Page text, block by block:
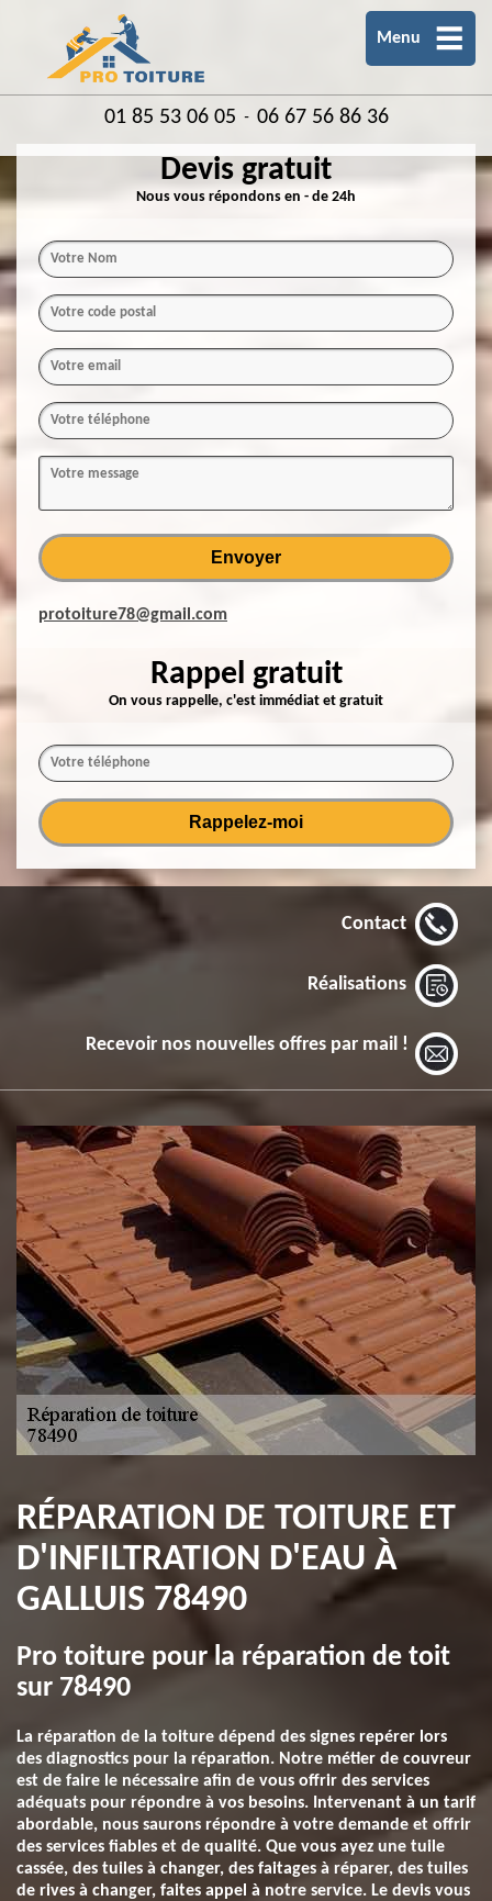
Menu
01 85 53 06 05 - 06 67 56 86 36
Devis gratuit
Nous vous répondons en - de 24h
protoiture78@gmail.com
Rappel gratuit
On vous rappelle, c'est immédiat et gratuit
Contact
Réalisations
Recevoir nos nouvelles offres par mail !
RÉPARATION DE TOITURE ET
D'INFILTRATION D'EAU À
GALLUIS 78490
Pro toiture pour la réparation de toit
sur 78490
La réparation de la toiture dépend des signes repérer lors
des diagnostics pour la réparation. Notre métier de couvreur
est de faire le nécessaire afin de vous offrir des services
adéquats pour répondre à vos besoins. Intervenant à un tarif
abordable, nous saurons répondre à votre demande et offrir
des services fiables et de qualité. Que vous ayez une tuile
cassée, des tuiles à changer, des faitages à réparer, des tuiles
de rives à changer, faites appel à notre service. Le devis vous